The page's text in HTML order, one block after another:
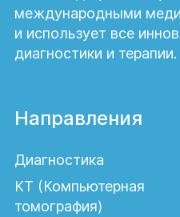
мастэктомия —
груди. Выбор метода
от диагноза и стадии
грудного
органосохраняющие
препятствуют
будущем. Хирург-
международными
и использует все
диагностики и терапии.
Направления
Диагностика
КТ (Компьютерная
томография)